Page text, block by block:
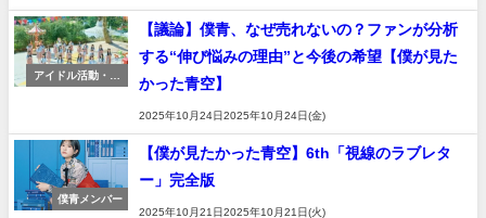
アイドル活動・推
【議論】僕青、なぜ売れないの？ファンが分析
する“伸び悩みの理由”と今後の希望【僕が見た
かった青空】
2025年10月24日2025年10月24日(金)
僕青メンバー
【僕が見たかった青空】6th「視線のラブレタ
ー」完全版
2025年10月21日2025年10月21日(火)